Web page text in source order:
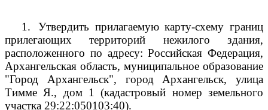
1.
Утвердить прилагаемую карту-схему границ
прилегающих территорий нежилого здания,
расположенного по адресу: Российская Федерация,
Архангельская область, муниципальное образование
"Город Архангельск", город Архангельск, улица
Тимме Я., дом 1 (кадастровый номер земельного
участка 29:22:050103:40).